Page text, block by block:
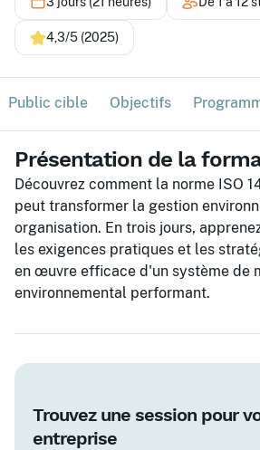
4,3/5 (2025)
Public cible Objectifs
Présentation de la
Découvrez comment la norme ISO
peut transformer la gestion
organisation. En trois jours,
les exigences pratiques et les
en œuvre efficace d'un système de
environnemental performant.
Trouvez une session pour
entreprise